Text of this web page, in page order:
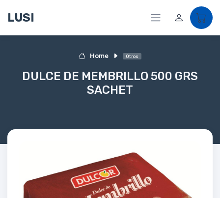
LUSI
Home Otros
DULCE DE MEMBRILLO 500 GRS
SACHET